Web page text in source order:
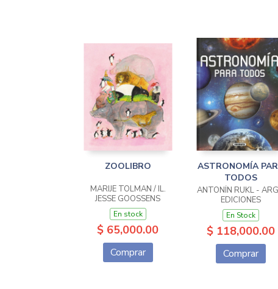
ZOOLIBRO
MARIJE TOLMAN / IL.
JESSE GOOSSENS
En stock
$ 65,000.00
Comprar
ASTRONOMÍA
TODOS
ANTONÍN RÜKL -
EDICIONES
En Stock
$ 118,000.00
Comprar